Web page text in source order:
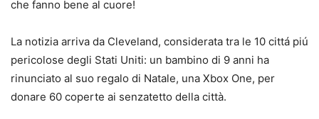
che fanno bene al cuore!
La notizia arriva da Cleveland, considerata tra le 10 cittá piú
pericolose degli Stati Uniti: un bambino di 9 anni ha
rinunciato al suo regalo di Natale, una Xbox One, per
donare 60 coperte ai senzatetto della città.